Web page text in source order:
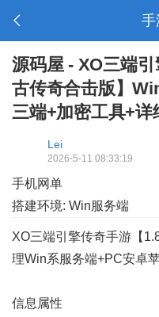
手
源码屋 - XO三端
古传奇合击版】
三端+加密工具+详
Lei
2026-5-11 08:33:19
手机网单
搭建环境: Win服务端
XO三端引擎传奇手游【
理Win系服务端+PC安卓
信息属性